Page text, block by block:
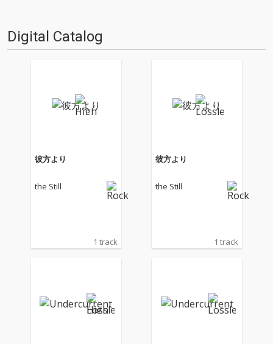
れがネクスト・ステージに足を
進めたよう…
Digital Catalog
彼方より
the Still
1 track
彼方より
the Still
1 track